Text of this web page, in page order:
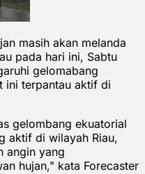
masih akan melanda
pada hari ini, Sabtu
gelomabang
ini terpantau aktif di
gelombang ekuatorial
aktif di wilayah Riau,
angin yang
hujan," kata Forecaster